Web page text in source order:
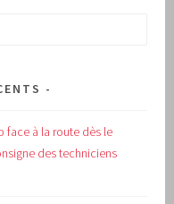
face à la route dès le
des techniciens